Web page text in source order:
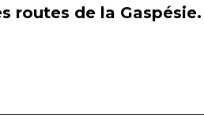
routes de la Gaspésie.